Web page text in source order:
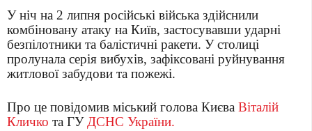
У ніч на 2 липня російські війська здійснили
комбіновану атаку на Київ, застосувавши ударні
безпілотники та балістичні ракети. У столиці
пролунала серія вибухів, зафіксовані руйнування
житлової забудови та пожежі.
Про це повідомив міський голова Києва Віталій
Кличко та ГУ ДСНС України.